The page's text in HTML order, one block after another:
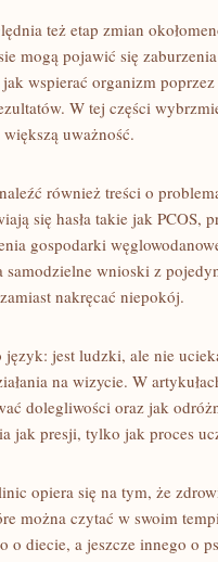
też etap zmian
mogą pojawić się
wspierać organizm
W tej części
uważność.
również treści o
się hasła takie jak PCOS,
gospodarki
wnioski z
nakręcać niepokój.
jest ludzki, ale nie
na wizycie. W
dolegliwości oraz jak
jak presji, tylko jak proces
opiera się na tym, że
można czytać w swoim
o diecie, a jeszcze innego o